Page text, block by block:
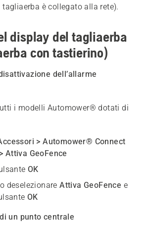
è collegato alla rete).
display del tagliaerba
con tastierino)
dell’allarme
i modelli Automower® dotati di
> Automower® Connect
Attiva GeoFence
OK
deselezionareAttiva GeoFence e
OK
un punto centrale